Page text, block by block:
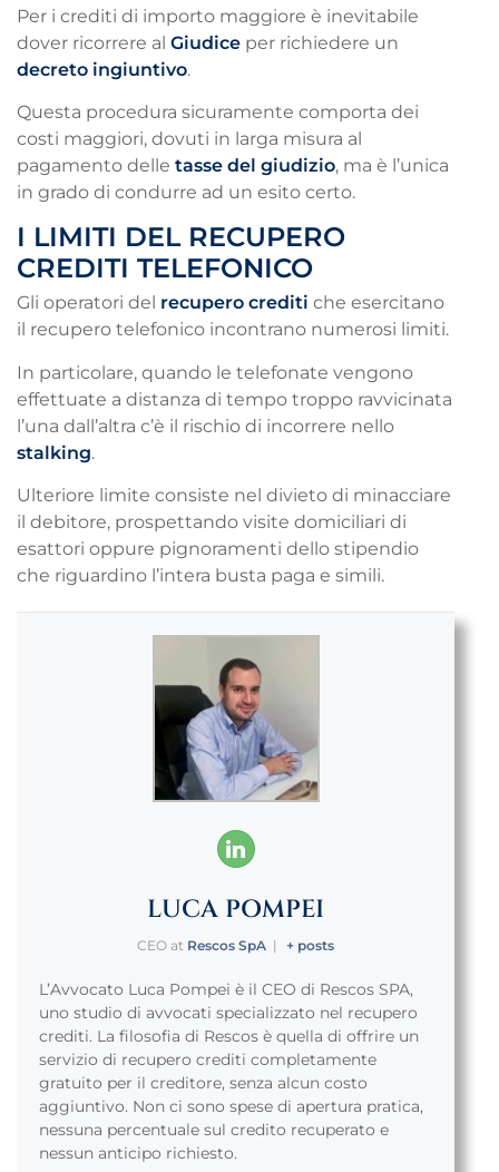
Per i crediti di importo maggiore è inevitabile
dover ricorrere al Giudice per richiedere un
decreto ingiuntivo.
Questa procedura sicuramente comporta dei
costi maggiori, dovuti in larga misura al
pagamento delle tasse del giudizio, ma è l’unica
in grado di condurre ad un esito certo.
I LIMITI DEL RECUPERO
CREDITI TELEFONICO
Gli operatori del recupero crediti che esercitano
il recupero telefonico incontrano numerosi limiti.
In particolare, quando le telefonate vengono
effettuate a distanza di tempo troppo ravvicinata
l’una dall’altra c’è il rischio di incorrere nello
stalking.
Ulteriore limite consiste nel divieto di minacciare
il debitore, prospettando visite domiciliari di
esattori oppure pignoramenti dello stipendio
che riguardino l’intera busta paga e simili.
LUCA POMPEI
CEO at Rescos SpA | + posts
L’Avvocato Luca Pompei è il CEO di Rescos SPA,
uno studio di avvocati specializzato nel recupero
crediti. La filosofia di Rescos è quella di offrire un
servizio di recupero crediti completamente
gratuito per il creditore, senza alcun costo
aggiuntivo. Non ci sono spese di apertura pratica,
nessuna percentuale sul credito recuperato e
nessun anticipo richiesto.